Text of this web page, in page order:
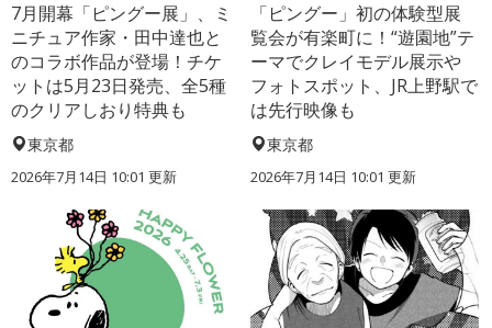
7月開幕「ピングー展」、ミ
ニチュア作家・田中達也と
のコラボ作品が登場！チケ
ットは5月23日発売、全5種
のクリアしおり特典も
東京都
2026年7月14日 10:01 更新
「ピングー」初の体験型展
覧会が有楽町に！“遊園地”テ
ーマでクレイモデル展示や
フォトスポット、JR上野駅で
は先行映像も
東京都
2026年7月14日 10:01 更新